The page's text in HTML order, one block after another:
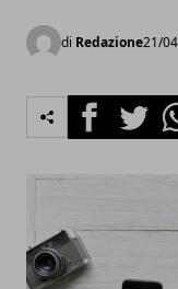
di Redazione21/
FacebookTwitter